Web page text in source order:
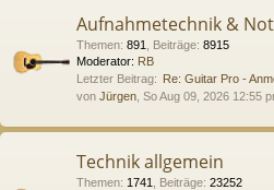
Aufnahmetechnik &
Themen: 891 Beiträge: 8915
Moderator: RB
Letzter Beitrag: Re: Guitar Pro -
von Jürgen , So Aug 09, 2026 12:55
Technik allgemein
Themen: 1741 Beiträge: 23252